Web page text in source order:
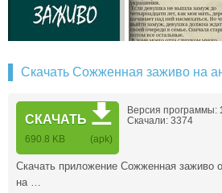
Скачать Сожженная заживо на
СКАЧАТЬ
690.8 KB (apk)
Версия программы:
Скачали: 3374
Скачать приложение Сожженная заживо
на …